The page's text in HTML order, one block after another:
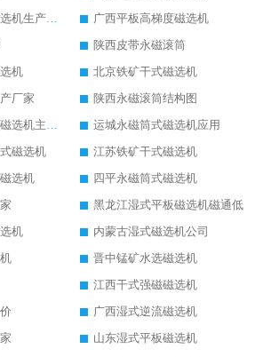
陕西平板全自动磁选机生产厂家
广西平板高梯度磁选机
陕西皮带永磁滚筒
机
北京铁矿干式磁选机
厂家
陕西永磁滚筒结构图
克拉玛依永磁筒式磁选机主要技术参数
运城永磁筒式磁选机应用
磁选机
江苏铁矿干式磁选机
选机
四平永磁筒式磁选机
黑龙江湿式平板磁选机磁通低
机
内蒙古湿式磁选机公司
晋中锰矿水选磁选机
江西干式强磁磁选机
广西湿式逆流磁选机
山东湿式平板磁选机